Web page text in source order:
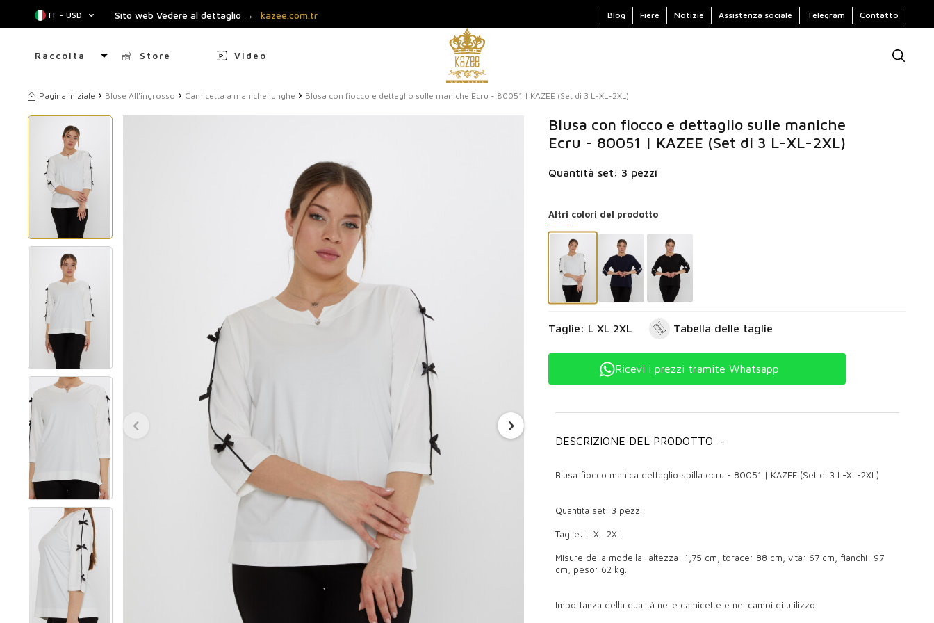
IT − USD Sito web Vedere al dettaglio → kazee.com.tr Blog Fiere Notizie Assistenza sociale Telegram Contatto
Raccolta Store Video
Pagina iniziale Bluse All'ingrosso Camicetta a maniche lunghe Blusa con fiocco e dettaglio sulle maniche Ecru - 80051 | KAZEE (Set di 3 L-XL-2XL)
Blusa con fiocco e dettaglio sulle maniche
Ecru - 80051 | KAZEE (Set di 3 L-XL-2XL)
Quantità set: 3 pezzi
Altri colori del prodotto
Taglie: L XL 2XL Tabella delle taglie
Ricevi i prezzi tramite Whatsapp
DESCRIZIONE DEL PRODOTTO -
Blusa fiocco manica dettaglio spilla ecru - 80051 | KAZEE (Set di 3 L-XL-2XL)
Quantità set: 3 pezzi
Taglie: L XL 2XL
Misure della modella: altezza: 1,75 cm, torace: 88 cm, vita: 67 cm, fianchi: 97
cm, peso: 62 kg.
Importanza della qualità nelle camicette e nei campi di utilizzo